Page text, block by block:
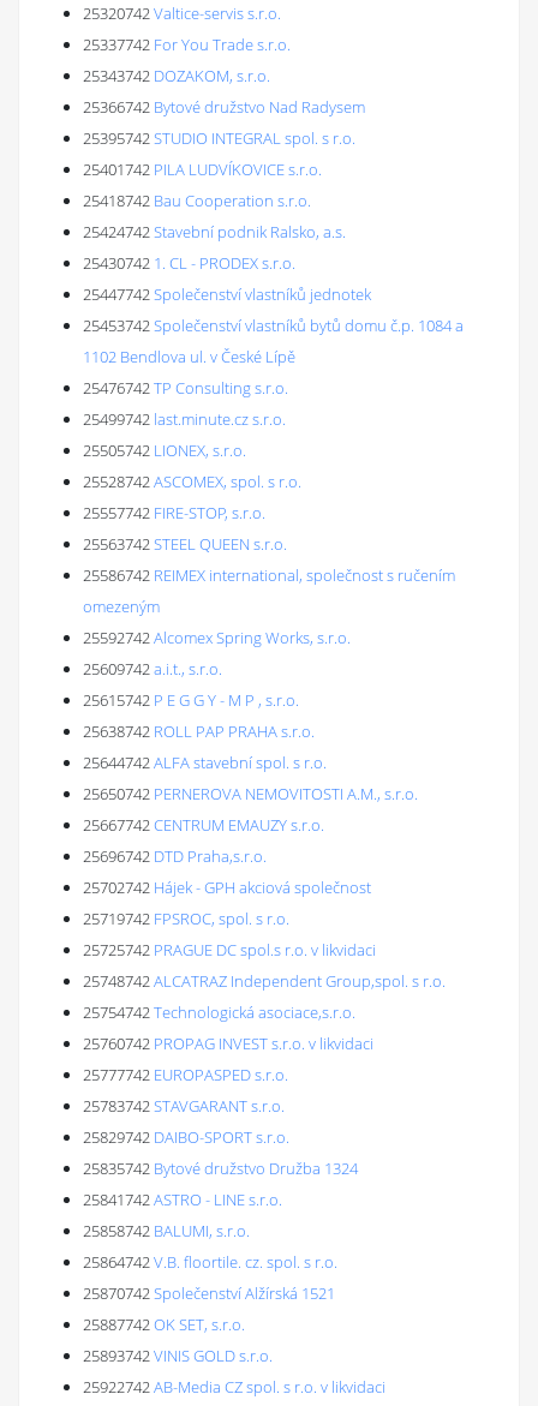
25320742Valtice-servis s.r.o.
25337742 For You Trade s.r.o.
25343742 DOZAKOM, s.r.o.
25366742 Bytové družstvo Nad Radysem
25395742STUDIO INTEGRAL spol. s r.o.
25401742 PILA LUDVÍKOVICE s.r.o.
25418742 Bau Cooperation s.r.o.
25424742Stavební podnik Ralsko, a.s.
25430742 1. CL - PRODEX s.r.o.
25447742Společenství vlastníků jednotek
25453742Společenství vlastníků bytů domu č.p. 1084 a
1102 Bendlova ul. v České Lípě
25476742TP Consulting s.r.o.
25499742 last.minute.cz s.r.o.
25505742 LIONEX, s.r.o.
25528742ASCOMEX, spol. s r.o.
25557742 FIRE-STOP, s.r.o.
25563742STEEL QUEEN s.r.o.
25586742 REIMEX international, společnost s ručením
omezeným
25592742Alcomex Spring Works, s.r.o.
25609742a.i.t., s.r.o.
25615742 P E G G Y - M P , s.r.o.
25638742 ROLL PAP PRAHA s.r.o.
25644742ALFA stavební spol. s r.o.
25650742 PERNEROVA NEMOVITOSTI A.M., s.r.o.
25667742CENTRUM EMAUZY s.r.o.
25696742 DTD Praha,s.r.o.
25702742 Hájek - GPH akciová společnost
25719742 FPSROC, spol. s r.o.
25725742 PRAGUE DC spol.s r.o. v likvidaci
25748742ALCATRAZ Independent Group,spol. s r.o.
25754742Technologická asociace,s.r.o.
25760742 PROPAG INVEST s.r.o. v likvidaci
25777742 EUROPASPED s.r.o.
25783742STAVGARANT s.r.o.
25829742 DAIBO-SPORT s.r.o.
25835742 Bytové družstvo Družba 1324
25841742ASTRO - LINE s.r.o.
25858742 BALUMI, s.r.o.
25864742V.B. floortile. cz. spol. s r.o.
25870742Společenství Alžírská 1521
25887742OK SET, s.r.o.
25893742VINIS GOLD s.r.o.
25922742AB-Media CZ spol. s r.o. v likvidaci